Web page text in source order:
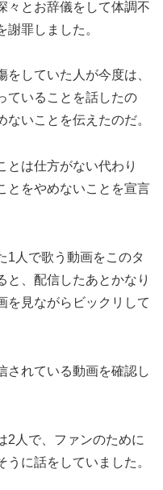
々とお辞儀をして体調不
罪しました。
していた人が今度は、
ていることを話したの
いことを伝えたのだ。
とは仕方がない代わり
とをやめないことを宣言
1人で歌う動画をこのタ
と、配信したあとかなり
を見ながらビックリして
されている動画を確認し
2人で、ファンのために
に話をしていました。